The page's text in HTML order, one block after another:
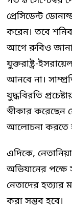
প্রেসিডেন্ট
করেন। তবে
আগে রুবিও
যুক্তরাষ্ট্র-
আনবে না।
যুদ্ধবিরতি
স্বীকার করেছেন
আলোচনা করতে
এদিকে,
অভিযানের পক্ষে
নেতাদের হত্যার
করা সম্ভব হবে।